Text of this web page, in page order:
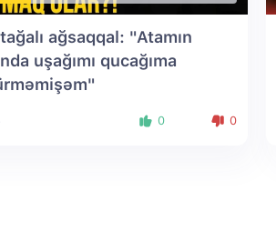
ağsaqqal: "Atamın
uşağımı qucağıma
0 0